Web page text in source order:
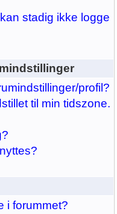
stadig ikke logge
profil?
til min tidszone.
i forummet?